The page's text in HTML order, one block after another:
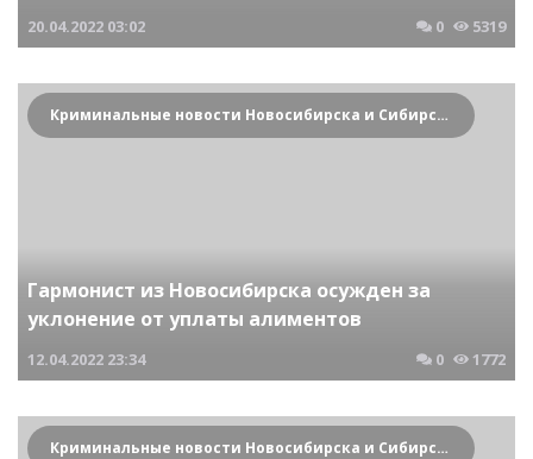
20.04.2022 03:02 0 5319
Криминальные новости Новосибирска и Сибирского региона
Гармонист из Новосибирска осужден за
уклонение от уплаты алиментов
12.04.2022 23:34 0 1772
Криминальные новости Новосибирска и Сибирского региона